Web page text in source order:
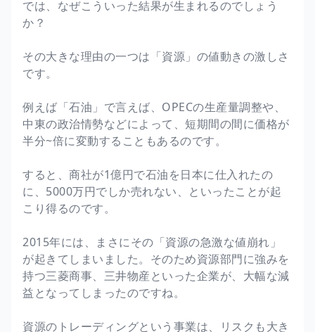
では、なぜこういった結果が生まれるのでしょう
か？
その大きな理由の一つは「資源」の値動きの激しさ
です。
例えば「石油」で言えば、OPECの生産量調整や、
中東の政治情勢などによって、短期間の間に価格が
半分~倍に変動することもあるのです。
すると、商社が1億円で石油を日本に仕入れたの
に、5000万円でしか売れない、といったことが起
こり得るのです。
2015年には、まさにその「資源の急激な値崩れ」
が起きてしまいました。そのため資源部門に強みを
持つ三菱商事、三井物産といった企業が、大幅な減
益となってしまったのですね。
資源のトレーディングという事業は、リスクも大き